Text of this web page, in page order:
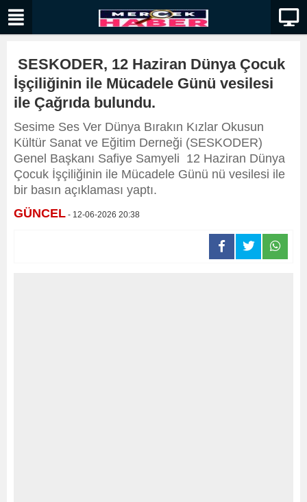
SESKODER, 12 Haziran Dünya Çocuk
İşçiliğinin ile Mücadele Günü vesilesi
ile Çağrıda bulundu.
Sesime Ses Ver Dünya Bırakın Kızlar Okusun
Kültür Sanat ve Eğitim Derneği (SESKODER)
Genel Başkanı Safiye Samyeli 12 Haziran Dünya
Çocuk İşçiliğinin ile Mücadele Günü nü vesilesi ile
bir basın açıklaması yaptı.
GÜNCEL - 12-06-2026 20:38